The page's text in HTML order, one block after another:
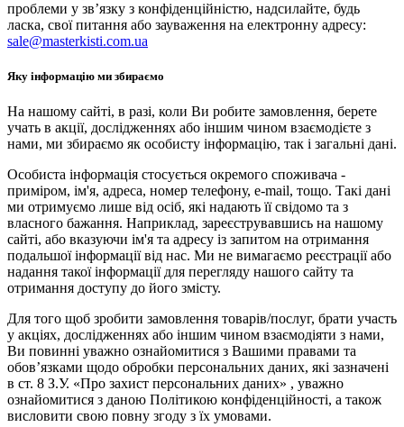
проблеми у зв’язку з конфіденційністю, надсилайте, будь
ласка, свої питання або зауваження на електронну адресу:
sale@masterkisti.com.ua
Яку інформацію ми збираємо
На нашому сайті, в разі, коли Ви робите замовлення, берете
учать в акції, дослідженнях або іншим чином взаємодієте з
нами, ми збираємо як особисту інформацію, так і загальні дані.
Особиста інформація стосується окремого споживача -
приміром, ім'я, адреса, номер телефону, e-mail, тощо. Такі дані
ми отримуємо лише від осіб, які надають її свідомо та з
власного бажання. Наприклад, зареєструвавшись на нашому
сайті, або вказуючи ім'я та адресу із запитом на отримання
подальшої інформації від нас. Ми не вимагаємо реєстрації або
надання такої інформації для перегляду нашого сайту та
отримання доступу до його змісту.
Для того щоб зробити замовлення товарів/послуг, брати участь
у акціях, дослідженнях або іншим чином взаємодіяти з нами,
Ви повинні уважно ознайомитися з Вашими правами та
обов’язками щодо обробки персональних даних, які зазначені
в ст. 8 З.У. «Про захист персональних даних» , уважно
ознайомитися з даною Політикою конфіденційності, а також
висловити свою повну згоду з їх умовами.